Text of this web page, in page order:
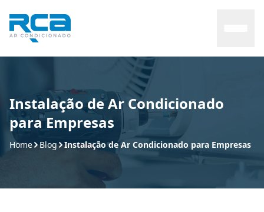
Home
Sobre
Serviços
Manutenção
Instalação de Ar Condicionado
para Empresas
Home Blog Instalação de Ar Condicionado para Empresas